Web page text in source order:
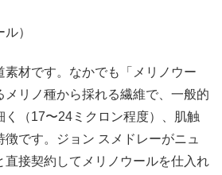
）
素材です。なかでも「メリノウー
メリノ種から採れる繊維で、一般的
く（17〜24ミクロン程度）、肌触
徴です。ジョン スメドレーがニュ
直接契約してメリノウールを仕入れ